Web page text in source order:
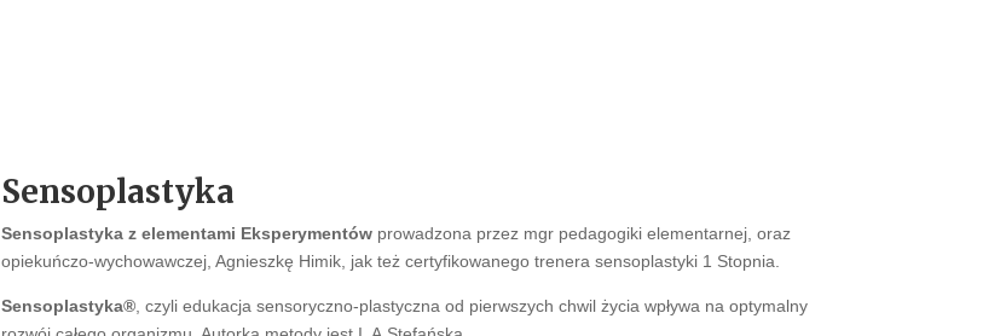
Sensoplastyka
Sensoplastyka z elementami Eksperymentówprowadzona przez mgr pedagogiki elementarnej, oraz
opiekuńczo-wychowawczej, Agnieszkę Himik, jak też certyfikowanego trenera sensoplastyki 1 Stopnia.
Sensoplastyka®, czyli edukacja sensoryczno-plastyczna od pierwszych chwil życia wpływa na optymalny